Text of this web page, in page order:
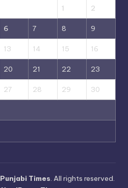
1 2
6 7 8 9
13 14 15 16
20 21 22 23
27 28 29 30
Times. All rights reserved.